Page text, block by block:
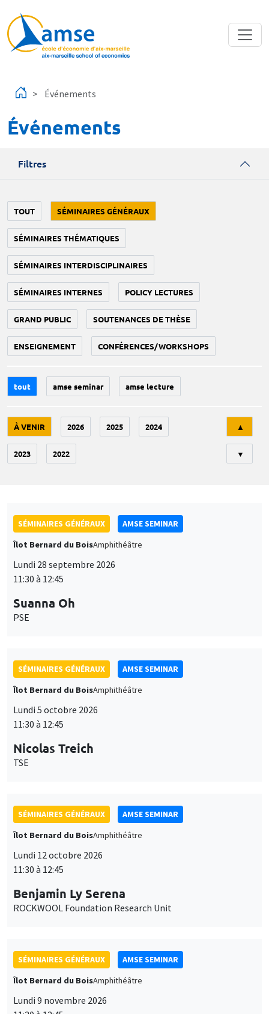
Événements
Événements
Filtres
TOUT SÉMINAIRES GÉNÉRAUX
SÉMINAIRES THÉMATIQUES
SÉMINAIRES INTERDISCIPLINAIRES
SÉMINAIRES INTERNES POLICY LECTURES
GRAND PUBLIC SOUTENANCES DE THÈSE
ENSEIGNEMENT CONFÉRENCES/WORKSHOPS
tout amse seminar amse lecture
À VENIR 2026 2025 2024
2023 2022
▲
▼
SÉMINAIRES GÉNÉRAUX
AMSE SEMINAR
Îlot Bernard du BoisAmphithéâtre
Lundi 28 septembre 2026
11:30 à 12:45
Suanna Oh
PSE
SÉMINAIRES GÉNÉRAUX
AMSE SEMINAR
Îlot Bernard du BoisAmphithéâtre
Lundi 5 octobre 2026
11:30 à 12:45
Nicolas Treich
TSE
SÉMINAIRES GÉNÉRAUX
AMSE SEMINAR
Îlot Bernard du BoisAmphithéâtre
Lundi 12 octobre 2026
11:30 à 12:45
Benjamin Ly Serena
ROCKWOOL Foundation Research Unit
SÉMINAIRES GÉNÉRAUX
AMSE SEMINAR
Îlot Bernard du BoisAmphithéâtre
Lundi 9 novembre 2026